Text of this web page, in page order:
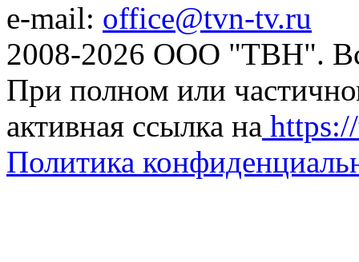
e-mail: office@tvn-tv.ru
2008-2026 ООО "ТВН".
При полном или
активная ссылка на
Политика